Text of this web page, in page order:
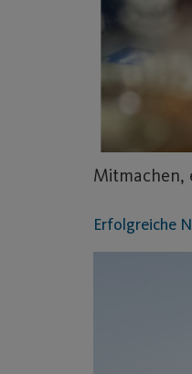
Mitmachen,
Erfolgreiche